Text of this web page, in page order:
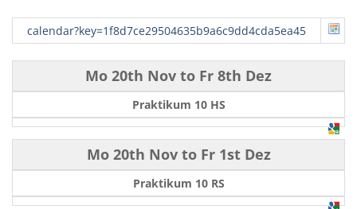
calendar?key=1f8d7ce29504635b9a6c9dd4cda5ea45
Mo 20th Nov to Fr 8th Dez
Praktikum 10 HS
Mo 20th Novto Fr 1st Dez
Praktikum 10 RS